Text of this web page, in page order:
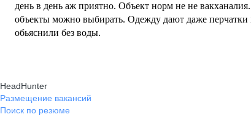
день в день аж приятно. Объект норм не не
объекты можно выбирать. Одежду дают даже перчатки
обьяснили без воды.
HeadHunter
Размещение вакансий
Поиск по резюме